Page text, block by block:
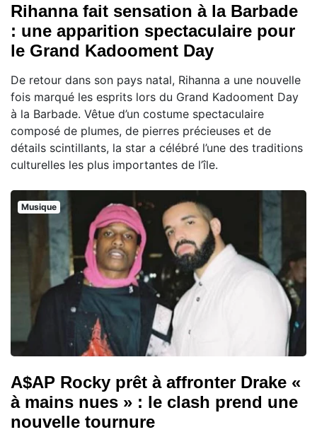
Rihanna fait sensation à la Barbade
: une apparition spectaculaire pour
le Grand Kadooment Day
De retour dans son pays natal, Rihanna a une nouvelle
fois marqué les esprits lors du Grand Kadooment Day
à la Barbade. Vêtue d’un costume spectaculaire
composé de plumes, de pierres précieuses et de
détails scintillants, la star a célébré l’une des traditions
culturelles les plus importantes de l’île.
Musique
A$AP Rocky prêt à affronter Drake «
à mains nues » : le clash prend une
nouvelle tournure